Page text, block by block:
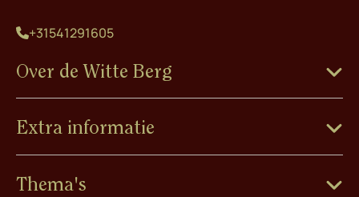
+31541291605
Over de Witte Berg
Extra informatie
Thema's